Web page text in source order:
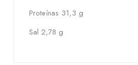
Proteínas 31,3 g
Sal 2,78 g